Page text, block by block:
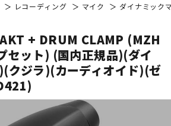
アコギ/エレアコ
ウクレレ
レコーディング マイク ダイナミック
+ DRUM CLAMP (MZH
セット) (国内正規品)(ダイ
クジラ)(カーディオイド)(ゼ